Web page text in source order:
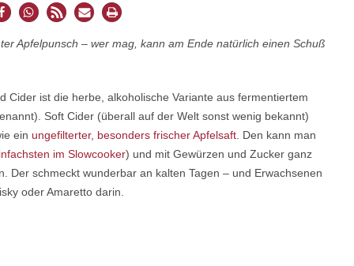
Apfelpunsch – wer mag, kann am Ende natürlich einen Schuß
Cider ist die herbe, alkoholische Variante aus fermentiertem
Soft Cider (überall auf der Welt sonst wenig bekannt)
ein ungefilterter, besonders frischer Apfelsaft. Den kann man
im Slowcooker) und mit Gewürzen und Zucker ganz
Der schmeckt wunderbar an kalten Tagen – und Erwachsenen
oder Amaretto darin.